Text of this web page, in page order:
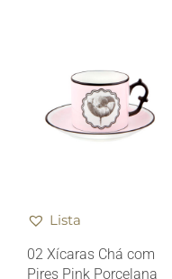
Lista
02 Xícaras Chá com
Pires Pink Porcelana